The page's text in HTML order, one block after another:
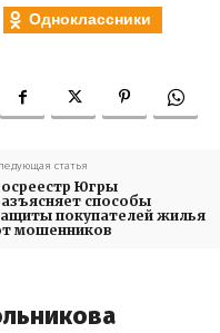
Одноклассники
статья
Югры
способы
покупателей жилья
мошенников